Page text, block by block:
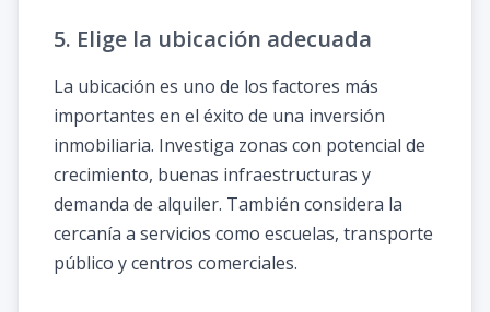
5. Elige la ubicación adecuada
La ubicación es uno de los factores más
importantes en el éxito de una inversión
inmobiliaria. Investiga zonas con potencial de
crecimiento, buenas infraestructuras y
demanda de alquiler. También considera la
cercanía a servicios como escuelas, transporte
público y centros comerciales.